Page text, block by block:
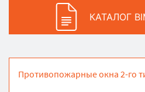
КАТАЛОГ
Противопожарные окна 2-го